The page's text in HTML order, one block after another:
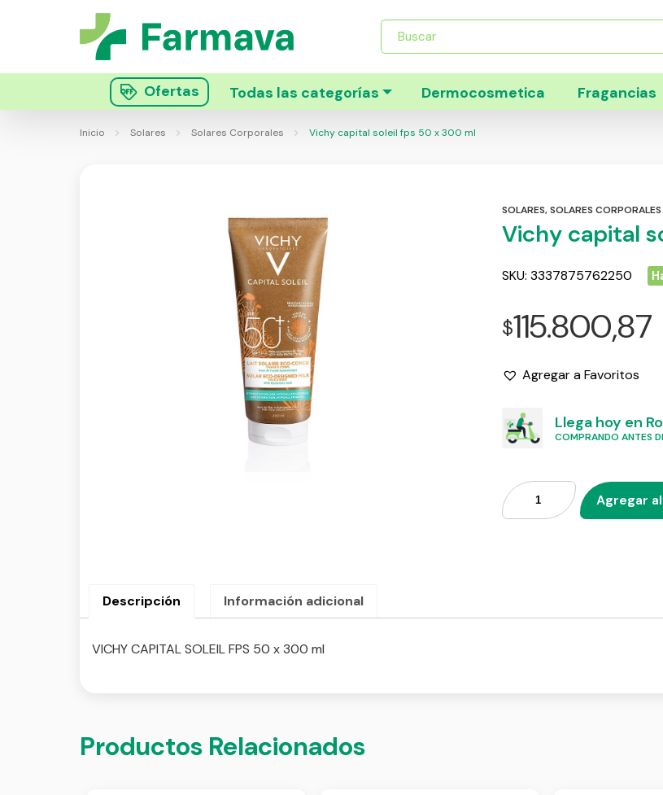
Búsqueda
productos
Ofertas Todas las categorías Dermocosmetica Fragancias
Inicio Solares Solares Corporales Vichy capital soleil fps 50 x 300 ml
SOLARES,SOLARES CORPORALES
Vichy capital
SKU:3337875762250
$115.800,87
Agregar a Favoritos
Llega hoy en
COMPRANDO ANTES
Agregar
Descripción Información adicional
VICHY CAPITAL SOLEIL FPS 50 x 300 ml
Productos Relacionados